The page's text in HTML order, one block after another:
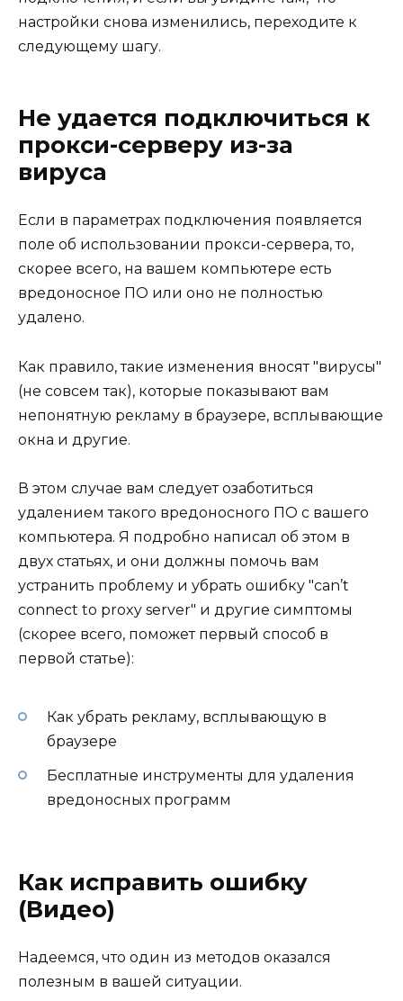
настройки снова изменились, переходите к
следующему шагу.
Не удается подключиться к
прокси-серверу из-за
вируса
Если в параметрах подключения появляется
поле об использовании прокси-сервера, то,
скорее всего, на вашем компьютере есть
вредоносное ПО или оно не полностью
удалено.
Как правило, такие изменения вносят "вирусы"
(не совсем так), которые показывают вам
непонятную рекламу в браузере, всплывающие
окна и другие.
В этом случае вам следует озаботиться
удалением такого вредоносного ПО с вашего
компьютера. Я подробно написал об этом в
двух статьях, и они должны помочь вам
устранить проблему и убрать ошибку "can’t
connect to proxy server" и другие симптомы
(скорее всего, поможет первый способ в
первой статье):
Как убрать рекламу, всплывающую в
браузере
Бесплатные инструменты для удаления
вредоносных программ
Как исправить ошибку
(Видео)
Надеемся, что один из методов оказался
полезным в вашей ситуации.